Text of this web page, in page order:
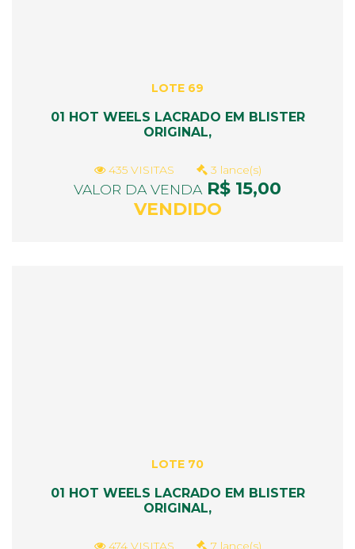
LOTE 69
01 HOT WEELS LACRADO EM BLISTER
ORIGINAL,
435 VISITAS 3 lance(s)
VALOR DA VENDAR$ 15,00
VENDIDO
LOTE 70
01 HOT WEELS LACRADO EM BLISTER
ORIGINAL,
474 VISITAS 7 lance(s)